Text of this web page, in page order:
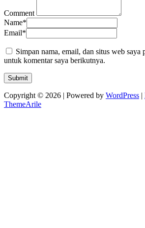
Comment
Name*
Email*
Simpan nama, email, dan situs web saya
untuk komentar saya berikutnya.
Copyright © 2026 | Powered by WordPress |
ThemeArile